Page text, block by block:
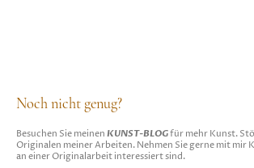
Noch nicht genug?
Besuchen Sie meinen KUNST-BLOGfür mehr Kunst.
Originalen meiner Arbeiten. Nehmen Sie gerne mit mir
an einer Originalarbeit interessiert sind.